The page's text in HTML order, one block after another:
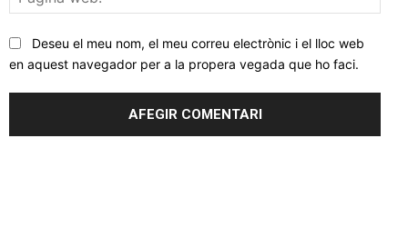
web:
Deseu el meu nom, el meu correu electrònic i el lloc web
en aquest navegador per a la propera vegada que ho faci.